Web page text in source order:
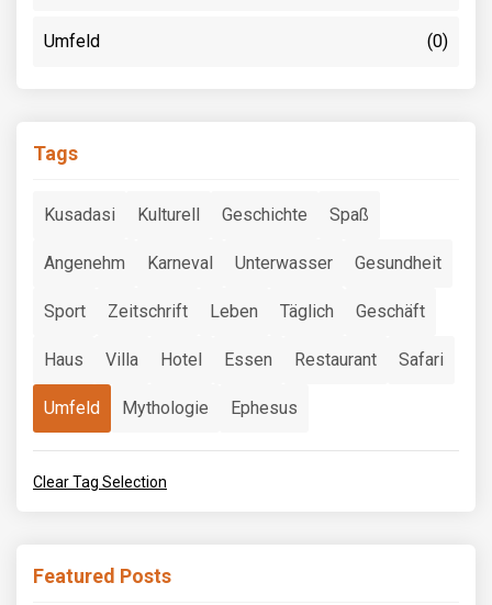
Umfeld (0)
Tags
Kusadasi Kulturell Geschichte Spaß
Angenehm Karneval Unterwasser Gesundheit
Sport Zeitschrift Leben Täglich Geschäft
Haus Villa Hotel Essen Restaurant Safari
Umfeld Mythologie Ephesus
Clear Tag Selection
Featured Posts